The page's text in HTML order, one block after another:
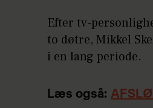
Efter tv-
to døtre, Mikkel
i en lang periode.
Læs også: